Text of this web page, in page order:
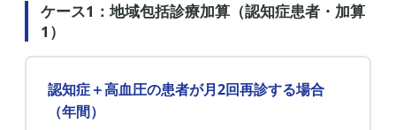
ケース1：地域包括診療加算（認知症患者・加算
1）
認知症＋高血圧の患者が月2回再診する場合
（年間）